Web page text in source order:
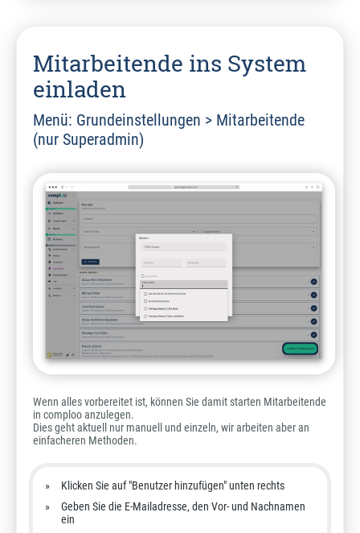
Mitarbeitende ins System
einladen
Menü: Grundeinstellungen > Mitarbeitende
(nur Superadmin)
Wenn alles vorbereitet ist, können Sie damit starten Mitarbeitende
in comploo anzulegen.
Dies geht aktuell nur manuell und einzeln, wir arbeiten aber an
einfacheren Methoden.
Klicken Sie auf "Benutzer hinzufügen" unten rechts
Geben Sie die E-Mailadresse, den Vor- und Nachnamen
ein